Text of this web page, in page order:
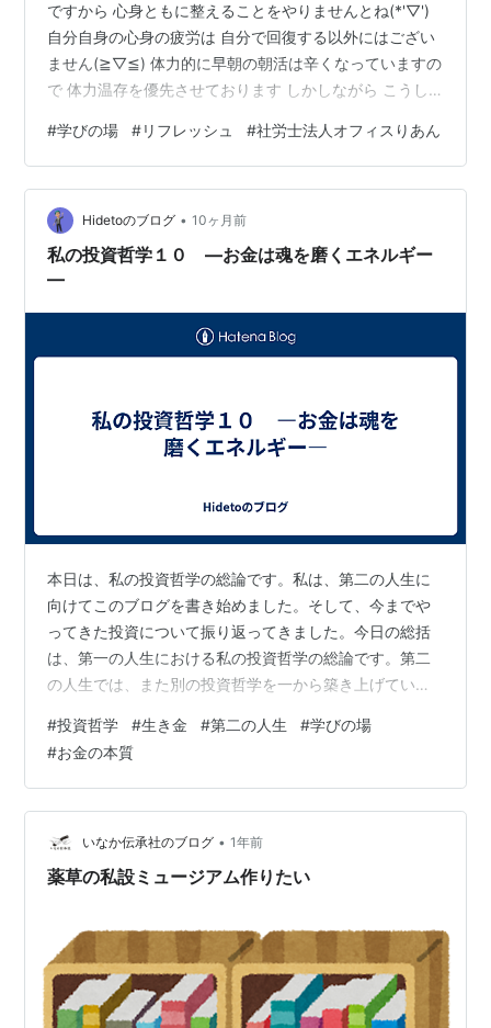
ですから 心身ともに整えることをやりませんとね(*'▽')
自分自身の心身の疲労は 自分で回復する以外にはござい
ません(≧▽≦) 体力的に早朝の朝活は辛くなっていますの
で 体力温存を優先させております しかしながら こうし
爽快な心持にあっという間大変身😲 いつまでたっても未
熟者ですから いつまでも学びの場は大切にしませんとね
🥰 さあ～～～～ 今日も一日大切に過ごします ～～～～
～～～～～～～～～～～～～～～～～～～～～～～【仲
間を募集中です！】有資格者又はチャレンジ中の方なお
#学びの場 #リフレッシュ #社労士法人オフィスりあん
Hidetoのブログ • 10ヶ月前
私の投資哲学１０ ―お金は魂を磨くエネルギー
―
本日は、私の投資哲学の総論です。私は、第二の人生に
向けてこのブログを書き始めました。そして、今までや
ってきた投資について振り返ってきました。今日の総括
は、第一の人生における私の投資哲学の総論です。第二
の人生では、また別の投資哲学を一から築き上げていき
哲学についてお話したいと思います。 私は、お金はエネ
ルギーの一種だと思っています。このエネルギーは、あ
の世には持っていけません。しかし、このエネルギーを
自分の魂の中に取り込むことで、あの世にも持っていけ
るのではないかと感じています。それがお金を使って
様々な経験をするということなのだと思います。 だか…
#投資哲学 #生き金 #第二の人生 #学びの場
#お金の本質
いなか伝承社のブログ • 1年前
薬草の私設ミュージアム作りたい